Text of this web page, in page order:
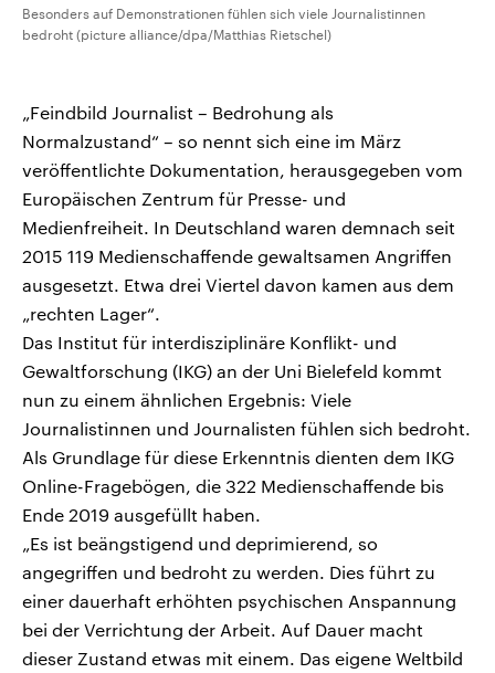
Besonders auf Demonstrationen fühlen sich viele Journalistinnen
bedroht (picture alliance/dpa/Matthias Rietschel)
„Feindbild Journalist – Bedrohung als
Normalzustand“ – so nennt sich eine im März
veröffentlichte Dokumentation, herausgegeben vom
Europäischen Zentrum für Presse- und
Medienfreiheit. In Deutschland waren demnach seit
2015 119 Medienschaffende gewaltsamen Angriffen
ausgesetzt. Etwa drei Viertel davon kamen aus dem
„rechten Lager“.
Das Institut für interdisziplinäre Konflikt- und
Gewaltforschung (IKG) an der Uni Bielefeld kommt
nun zu einem ähnlichen Ergebnis: Viele
Journalistinnen und Journalisten fühlen sich bedroht.
Als Grundlage für diese Erkenntnis dienten dem IKG
Online-Fragebögen, die 322 Medienschaffende bis
Ende 2019 ausgefüllt haben.
„Es ist beängstigend und deprimierend, so
angegriffen und bedroht zu werden. Dies führt zu
einer dauerhaft erhöhten psychischen Anspannung
bei der Verrichtung der Arbeit. Auf Dauer macht
dieser Zustand etwas mit einem. Das eigene Weltbild